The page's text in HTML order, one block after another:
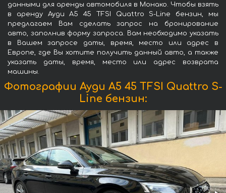
данными для аренды автомобиля в Монако. Чтобы взять
в аренду Ауди A5 45 TFSI Quattro S-Line бензин, мы
предлагаем Вам сделать запрос на бронирование
авто, заполнив форму запроса. Вам необходимо указать
в Вашем запросе даты, время, место или адрес в
Европе, где Вы хотите получить данный авто, а также
указать даты, время, место или адрес возврата
машины.
Фотографии Ауди A5 45 TFSI Quattro S-
Line бензин: